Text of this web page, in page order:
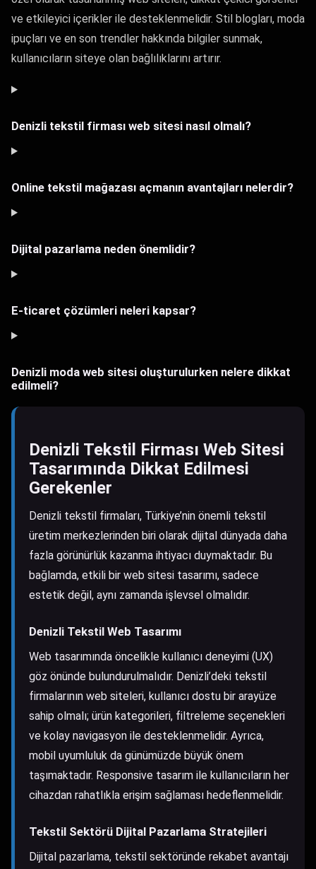
ve etkileyici içerikler ile desteklenmelidir. Stil blogları, moda
ipuçları ve en son trendler hakkında bilgiler sunmak,
kullanıcıların siteye olan bağlılıklarını artırır.
Denizli tekstil firması web sitesi nasıl olmalı?
Online tekstil mağazası açmanın avantajları nelerdir?
Dijital pazarlama neden önemlidir?
E-ticaret çözümleri neleri kapsar?
Denizli moda web sitesi oluşturulurken nelere dikkat
edilmeli?
Denizli Tekstil Firması Web Sitesi
Tasarımında Dikkat Edilmesi
Gerekenler
Denizli tekstil firmaları, Türkiye’nin önemli tekstil
üretim merkezlerinden biri olarak dijital dünyada daha
fazla görünürlük kazanma ihtiyacı duymaktadır. Bu
bağlamda, etkili bir web sitesi tasarımı, sadece
estetik değil, aynı zamanda işlevsel olmalıdır.
Denizli Tekstil Web Tasarımı
Web tasarımında öncelikle kullanıcı deneyimi (UX)
göz önünde bulundurulmalıdır. Denizli’deki tekstil
firmalarının web siteleri, kullanıcı dostu bir arayüze
sahip olmalı; ürün kategorileri, filtreleme seçenekleri
ve kolay navigasyon ile desteklenmelidir. Ayrıca,
mobil uyumluluk da günümüzde büyük önem
taşımaktadır. Responsive tasarım ile kullanıcıların her
cihazdan rahatlıkla erişim sağlaması hedeflenmelidir.
Tekstil Sektörü Dijital Pazarlama Stratejileri
Dijital pazarlama, tekstil sektöründe rekabet avantajı